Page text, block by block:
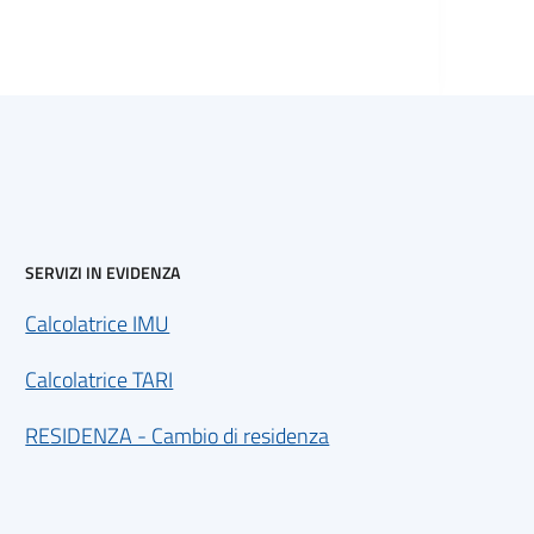
SERVIZI IN EVIDENZA
Calcolatrice IMU
Calcolatrice TARI
RESIDENZA - Cambio di residenza